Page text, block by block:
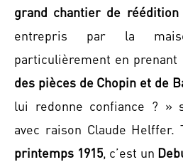
grand chantier de réédition
entrepris par la
particulièrement en prenant
des pièces de Chopin et de
lui redonne confiance ? »
avec raison Claude Helffer.
printemps 1915, c’est un